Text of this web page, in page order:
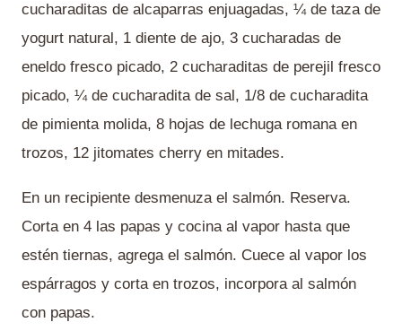
cucharaditas de alcaparras enjuagadas, ¼ de taza de
yogurt natural, 1 diente de ajo, 3 cucharadas de
eneldo fresco picado, 2 cucharaditas de perejil fresco
picado, ¼ de cucharadita de sal, 1/8 de cucharadita
de pimienta molida, 8 hojas de lechuga romana en
trozos, 12 jitomates cherry en mitades.
En un recipiente desmenuza el salmón. Reserva.
Corta en 4 las papas y cocina al vapor hasta que
estén tiernas, agrega el salmón. Cuece al vapor los
espárragos y corta en trozos, incorpora al salmón
con papas.